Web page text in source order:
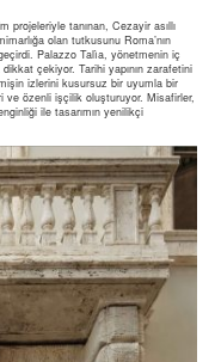
tanınan, Cezayir asıllı
olan tutkusunu Roma’nın
Palazzo Talìa, yönetmenin iç
çekiyor. Tarihi yapının zarafetini
izlerini kusursuz bir uyumla bir
ve özenli işçilik oluşturuyor. Misafirler,
ile tasarımın yenilikçi